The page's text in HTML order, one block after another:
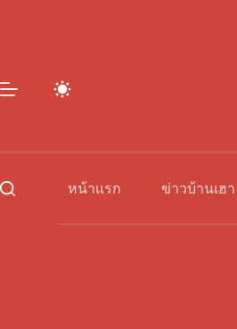
หน้าแรก ข่าวบ้านเฮา